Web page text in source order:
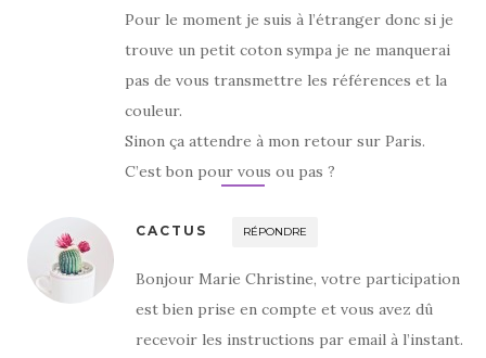
Pour le moment je suis à l’étranger donc si je
trouve un petit coton sympa je ne manquerai
pas de vous transmettre les références et la
couleur.
Sinon ça attendre à mon retour sur Paris.
C’est bon pour vous ou pas ?
CACTUS RÉPONDRE
Bonjour Marie Christine, votre participation
est bien prise en compte et vous avez dû
recevoir les instructions par email à l’instant.